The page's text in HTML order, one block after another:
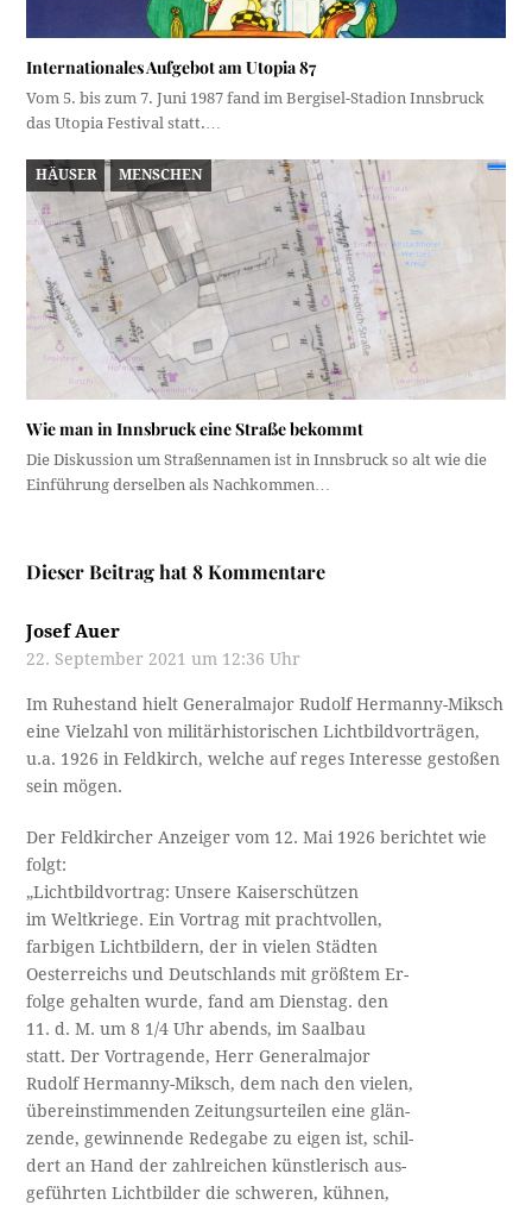
Internationales Aufgebot am Utopia 87
Vom 5. bis zum 7. Juni 1987 fand im Bergisel-Stadion Innsbruck
das Utopia Festival statt.…
HÄUSER MENSCHEN
Wie man in Innsbruck eine Straße bekommt
Die Diskussion um Straßennamen ist in Innsbruck so alt wie die
Einführung derselben als Nachkommen…
Dieser Beitrag hat 8 Kommentare
Josef Auer
22. September 2021 um 12:36 Uhr
Im Ruhestand hielt Generalmajor Rudolf Hermanny-Miksch
eine Vielzahl von militärhistorischen Lichtbildvorträgen,
u.a. 1926 in Feldkirch, welche auf reges Interesse gestoßen
sein mögen.
Der Feldkircher Anzeiger vom 12. Mai 1926 berichtet wie
folgt:
„Lichtbildvortrag: Unsere Kaiserschützen
im Weltkriege. Ein Vortrag mit prachtvollen,
farbigen Lichtbildern, der in vielen Städten
Oesterreichs und Deutschlands mit größtem Er-
folge gehalten wurde, fand am Dienstag. den
11. d. M. um 8 1/4 Uhr abends, im Saalbau
statt. Der Vortragende, Herr Generalmajor
Rudolf Hermanny-Miksch, dem nach den vielen,
übereinstimmenden Zeitungsurteilen eine glän- ­
zende, gewinnende Redegabe zu eigen ist, schil-
dert an Hand der zahlreichen künstlerisch aus- ­
geführten Lichtbilder die schweren, kühnen,